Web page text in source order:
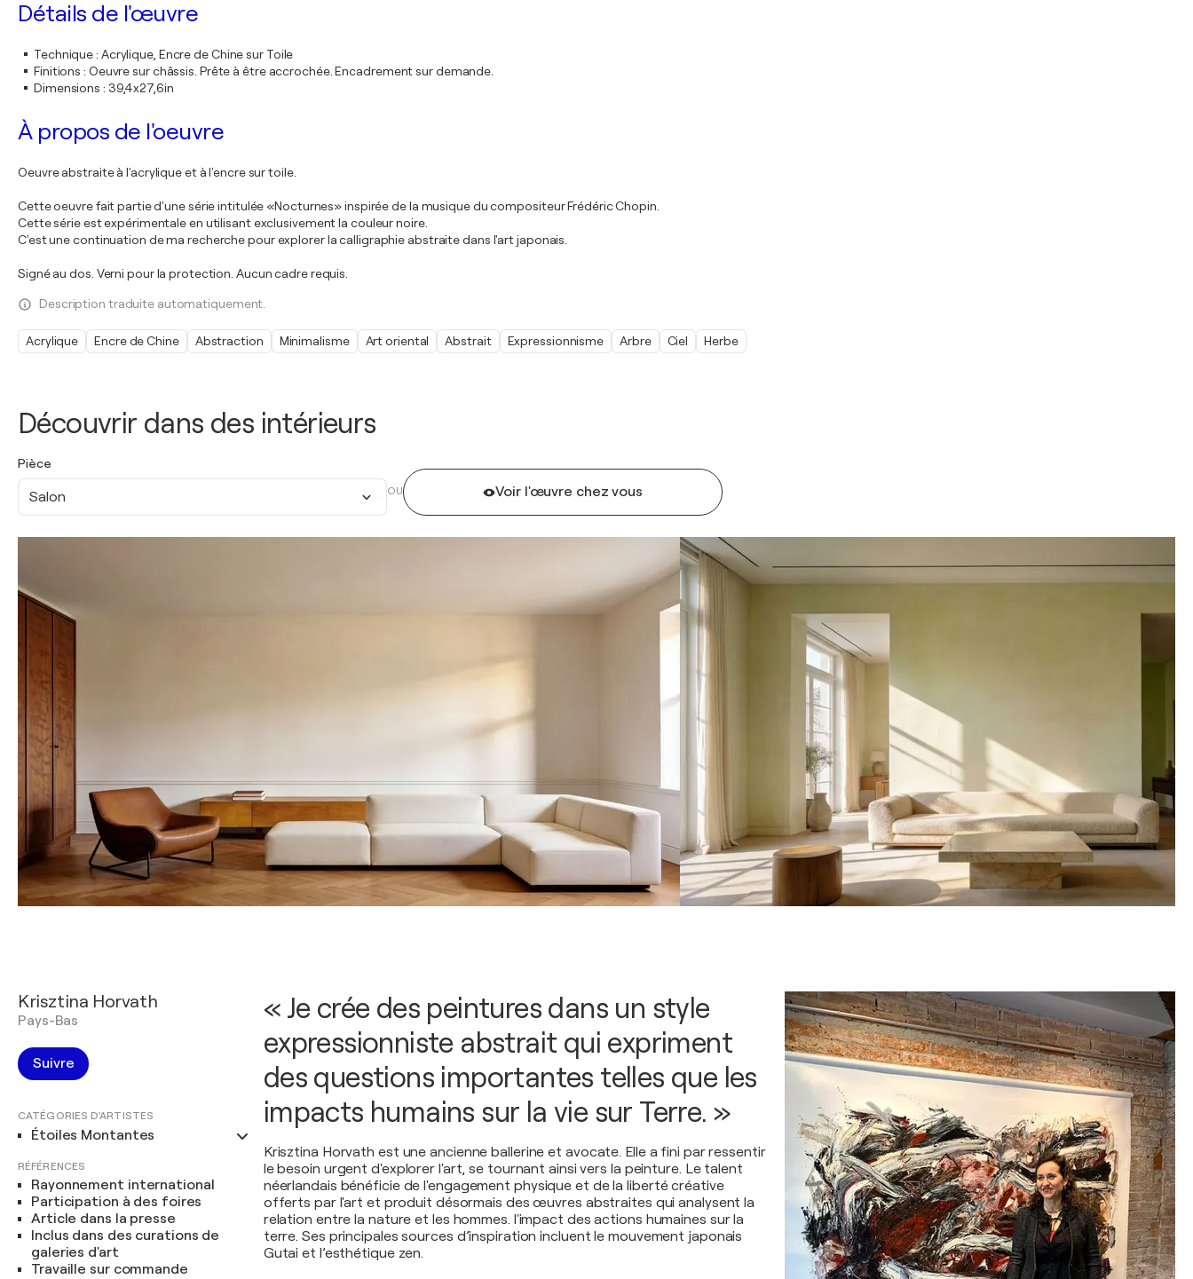
Découvrir dans des intérieurs
Pièce
Salon OU Voir l'œuvre chez vous
Détails de l'œuvre
Technique: Acrylique, Encre de Chine sur Toile
Finitions : Oeuvre sur châssis. Prête à être accrochée. Encadrement sur demande.
Dimensions : 39,4x27,6in
À propos de l'oeuvre
Oeuvre abstraite à l'acrylique et à l'encre sur toile.
Cette oeuvre fait partie d'une série intitulée «Nocturnes» inspirée de la musique du compositeur Frédéric Chopin.
Cette série est expérimentale en utilisant exclusivement la couleur noire.
C'est une continuation de ma recherche pour explorer la calligraphie abstraite dans l'art japonais.
Signé au dos. Verni pour la protection. Aucun cadre requis.
Description traduite automatiquement.
Acrylique Encre de Chine Abstraction Minimalisme Art oriental Abstrait Expressionnisme Arbre Ciel Herbe
Krisztina Horvath
Pays-Bas
Suivre
CATÉGORIES D'ARTISTES
Étoiles Montantes
RÉFÉRENCES
Rayonnement international
Participation à des foires
Article dans la presse
Inclus dans des curations de
galeries d'art
Travaille sur commande
« Je crée des peintures dans un style
expressionniste abstrait qui expriment
des questions importantes telles que les
impacts humains sur la vie sur Terre. »
Krisztina Horvath est une ancienne ballerine et avocate. Elle a fini par ressentir
le besoin urgent d'explorer l'art, se tournant ainsi vers la peinture. Le talent
néerlandais bénéficie de l'engagement physique et de la liberté créative
offerts par l'art et produit désormais des œuvres abstraites qui analysent la
relation entre la nature et les hommes. l'impact des actions humaines sur la
terre. Ses principales sources d’inspiration incluent le mouvement japonais
Gutai et l’esthétique zen.